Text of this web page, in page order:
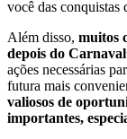
você das conquistas
Além disso, muitos
depois do
ações necessárias
futura mais
valiosos de
importantes,